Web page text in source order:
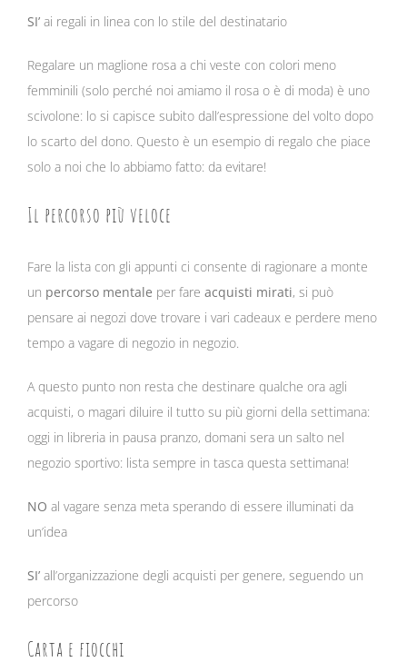
SI’ ai regali in linea con lo stile del destinatario
Regalare un maglione rosa a chi veste con colori meno
femminili (solo perché noi amiamo il rosa o è di moda) è uno
scivolone: lo si capisce subito dall’espressione del volto dopo
lo scarto del dono. Questo è un esempio di regalo che piace
solo a noi che lo abbiamo fatto: da evitare!
Il percorso più veloce
Fare la lista con gli appunti ci consente di ragionare a monte
un percorso mentale per fare acquisti mirati, si può
pensare ai negozi dove trovare i vari cadeaux e perdere meno
tempo a vagare di negozio in negozio.
A questo punto non resta che destinare qualche ora agli
acquisti, o magari diluire il tutto su più giorni della settimana:
oggi in libreria in pausa pranzo, domani sera un salto nel
negozio sportivo: lista sempre in tasca questa settimana!
NO al vagare senza meta sperando di essere illuminati da
un’idea
SI’ all’organizzazione degli acquisti per genere, seguendo un
percorso
Carta e fiocchi